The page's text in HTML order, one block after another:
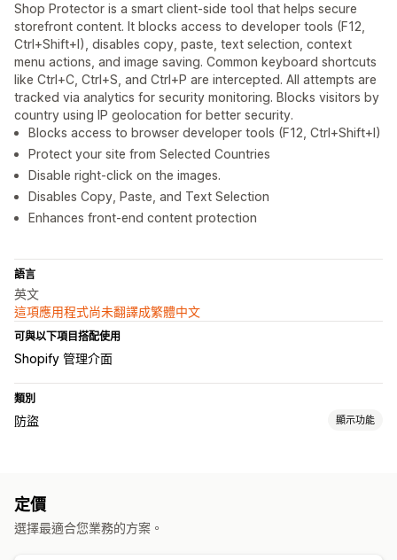
Shop Protector is a smart client-side tool that helps secure
storefront content. It blocks access to developer tools (F12,
Ctrl+Shift+I), disables copy, paste, text selection, context
menu actions, and image saving. Common keyboard shortcuts
like Ctrl+C, Ctrl+S, and Ctrl+P are intercepted. All attempts are
tracked via analytics for security monitoring. Blocks visitors by
country using IP geolocation for better security.
Blocks access to browser developer tools (F12, Ctrl+Shift+I)
Protect your site from Selected Countries
Disable right-click on the images.
Disables Copy, Paste, and Text Selection
Enhances front-end content protection
語言
英文
這項應用程式尚未翻譯成繁體中文
可與以下項目搭配使用
Shopify 管理介面
類別
防盜 顯示功能
定價
選擇最適合您業務的方案。